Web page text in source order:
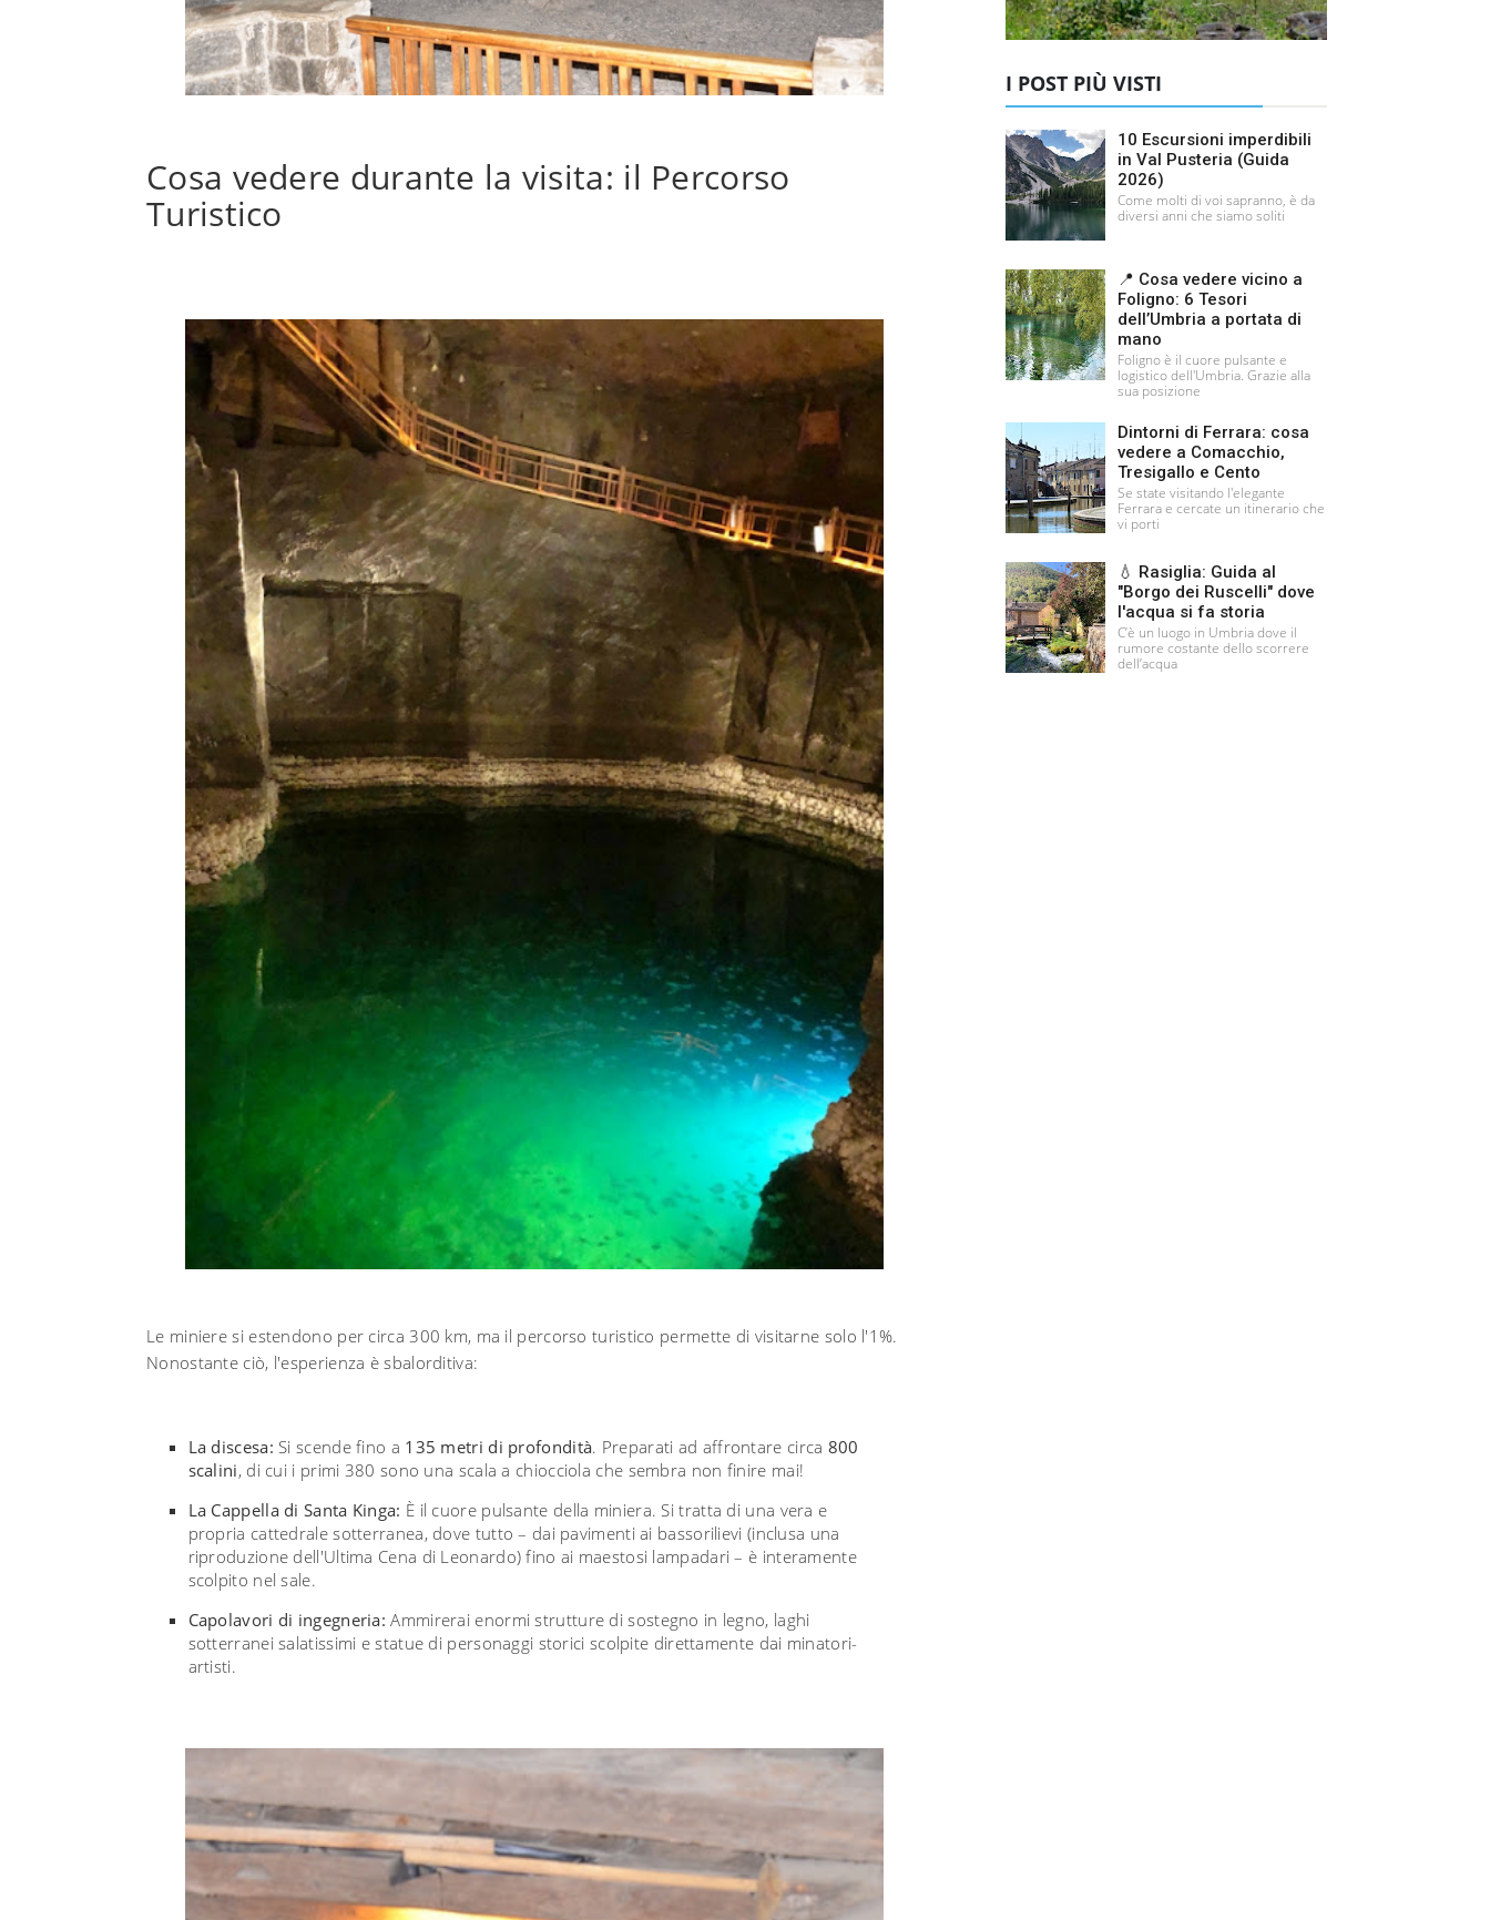
Cosa vedere durante la visita: il Percorso
Turistico
Le miniere si estendono per circa 300 km, ma il percorso turistico permette di visitarne solo l'1%.
Nonostante ciò, l'esperienza è sbalorditiva:
La discesa: Si scende fino a 135 metri di profondità. Preparati ad affrontare circa 800
scalini, di cui i primi 380 sono una scala a chiocciola che sembra non finire mai!
La Cappella di Santa Kinga: È il cuore pulsante della miniera. Si tratta di una vera e
propria cattedrale sotterranea, dove tutto – dai pavimenti ai bassorilievi (inclusa una
riproduzione dell'Ultima Cena di Leonardo) fino ai maestosi lampadari – è interamente
scolpito nel sale.
Capolavori di ingegneria: Ammirerai enormi strutture di sostegno in legno, laghi
sotterranei salatissimi e statue di personaggi storici scolpite direttamente dai minatori-
artisti.
I POST PIÙ VISTI
10 Escursioni imperdibili
in Val Pusteria (Guida
2026)
Come molti di voi sapranno, è da
diversi anni che siamo soliti
📍 Cosa vedere vicino a
Foligno: 6 Tesori
dell’Umbria a portata di
mano
Foligno è il cuore pulsante e
logistico dell'Umbria. Grazie alla
sua posizione
Dintorni di Ferrara: cosa
vedere a Comacchio,
Tresigallo e Cento
Se state visitando l'elegante
Ferrara e cercate un itinerario che
vi porti
💧 Rasiglia: Guida al
"Borgo dei Ruscelli" dove
l'acqua si fa storia
C’è un luogo in Umbria dove il
rumore costante dello scorrere
dell’acqua